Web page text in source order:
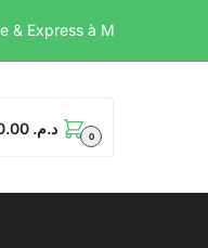
&
د.م. 0.00 0